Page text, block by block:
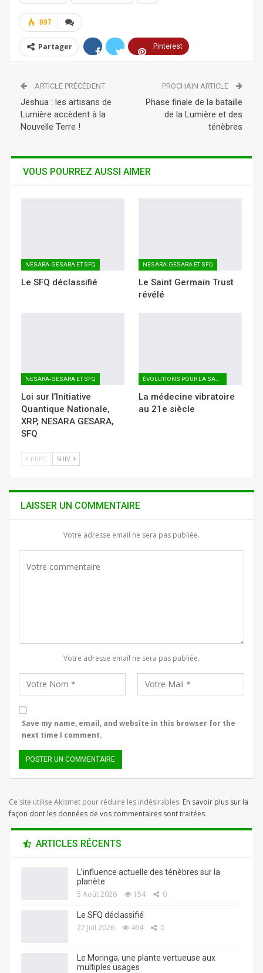
897
Partager Pinterest
Tumblr Telegram WhatsApp
ARTICLE PRÉCÉDENT
Jeshua : les artisans de
Lumière accèdent à la
Nouvelle Terre !
PROCHAIN ARTICLE
Phase finale de la bataille
de la Lumière et des
ténèbres
VOUS POURREZ AUSSI AIMER
NESARA-GESARA ET SFQ
Le SFQ déclassifié
NESARA-GESARA ET SFQ
Le Saint Germain Trust
révélé
NESARA-GESARA ET SFQ
Loi sur l’Initiative
Quantique Nationale,
XRP, NESARA GESARA,
SFQ
ÉVOLUTIONS POUR LA SANTÉ
La médecine vibratoire
au 21e siècle
PREC SUIV
LAISSER UN COMMENTAIRE
Votre adresse email ne sera pas publiée.
Votre adresse email ne sera pas publiée.
Save my name, email, and website in this browser for the
next time I comment.
Ce site utilise Akismet pour réduire les indésirables. En savoir plus sur la
façon dont les données de vos commentaires sont traitées.
ARTICLES RÉCENTS
L’influence actuelle des ténèbres sur la
planète
5 Août 2026 154 0
Le SFQ déclassifié
27 Juil 2026 464 0
Le Moringa, une plante vertueuse aux
multiples usages